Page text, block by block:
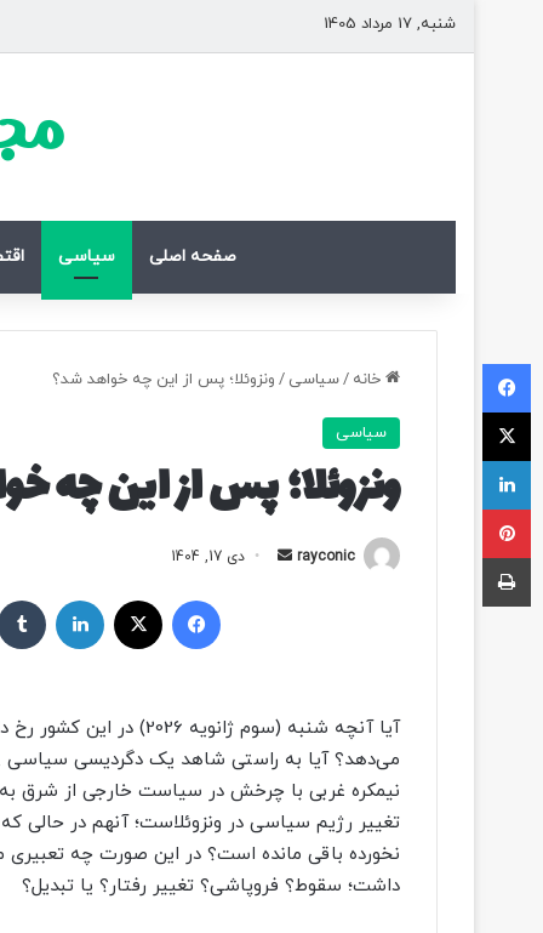
شنبه, 17 مرداد 1405
صفحه اصلی سیاسی
خانه /سیاسی / ونزوئلا؛ پس از این چه خواهد شد؟
سیاسی
ونزوئلا؛ پس از این چه
rayconic
ه
ا
ی
م
ی
ل
دی 17, 1404
ایکس
می‌دهد؟ آیا به راستی شاهد یک دگردیسی سیاسی _
نیمکره غربی با چرخش در سیاست خارجی از شرق به
تغییر رژیم سیاسی در ونزوئلاست؛ آنهم در
نخورده باقی مانده است؟ در این صورت چه تعبیری
داشت؛ سقوط؟ فروپاشی؟ تغییر رفتار؟ یا تبدیل؟